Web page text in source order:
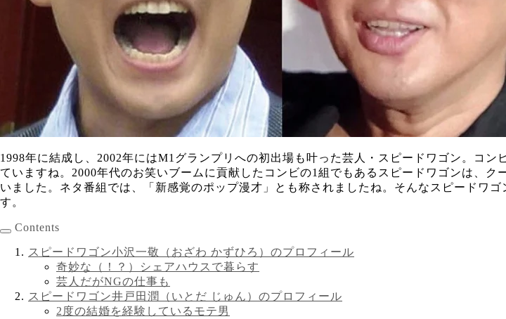
1998年に結成し、2002年にはM1グランプリへの初出場も叶った芸人・スピードワゴン。コ
ていますね。2000年代のお笑いブームに貢献したコンビの1組でもあるスピードワゴンは、
いました。ネタ番組では、「新感覚のポップ漫才」とも称されましたね。そんなスピードワ
す。
Contents
スピードワゴン小沢一敬（おざわ かずひろ）のプロフィール
奇妙な（！？）シェアハウスで暮らす
芸人だがNGの仕事も
スピードワゴン井戸田潤（いとだ じゅん）のプロフィール
2度の結婚を経験しているモテ男